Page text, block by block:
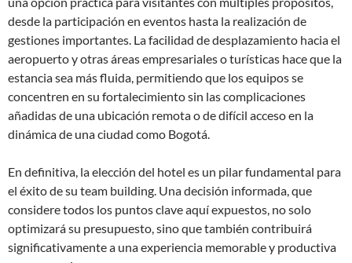
desde la participación en eventos hasta la realización de
gestiones importantes. La facilidad de desplazamiento hacia el
aeropuerto y otras áreas empresariales o turísticas hace que la
estancia sea más fluida, permitiendo que los equipos se
concentren en su fortalecimiento sin las complicaciones
añadidas de una ubicación remota o de difícil acceso en la
dinámica de una ciudad como Bogotá.
En definitiva, la elección del hotel es un pilar fundamental para
el éxito de su team building. Una decisión informada, que
considere todos los puntos clave aquí expuestos, no solo
optimizará su presupuesto, sino que también contribuirá
significativamente a una experiencia memorable y productiva